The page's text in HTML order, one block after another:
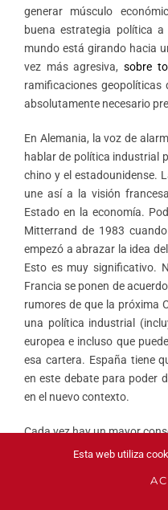
generar músculo
buena estrategia política
mundo está girando hacia
vez más agresiva,sobre
ramificaciones geopolíticas
absolutamente necesario
En Alemania, la voz de
hablar de política industrial
chino y el estadounidense.
une así a la visión
Estado en la economía.
Mitterrand de 1983
empezó a abrazar la idea
Esto es muy significativo.
Francia se ponen de
rumores de que la próxima
una política industrial
europea e incluso que
esa cartera. España tiene
en este debate para poder
en el nuevo contexto.
Cada vez hay un mayor
necesita desarrollar cierta
ciberdefensa, como tener
Esta web utiliza